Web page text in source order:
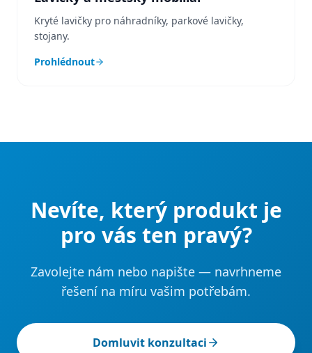
Kryté lavičky pro náhradníky, parkové lavičky,
stojany.
Prohlédnout
Nevíte, který produkt je
pro vás ten pravý?
Zavolejte nám nebo napište — navrhneme
řešení na míru vašim potřebám.
Domluvit konzultaci